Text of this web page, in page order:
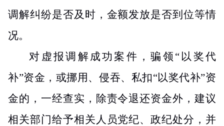
调解纠纷是否及时 ，金额发放是否到位等情
况。
对虚报调解成功案件，骗领 “ 以奖代
补”资金 ， 或挪用、侵吞、私扣“以奖代补”资
金的，一经查实，除责令退还资金外，建议
相关部门给予相关人员党纪、政纪处分，并